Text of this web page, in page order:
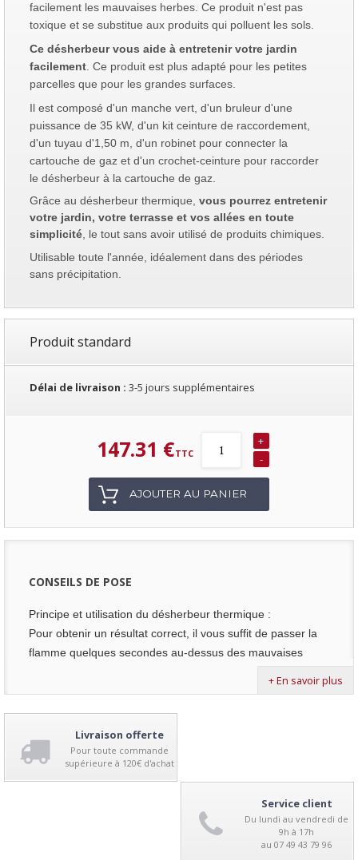
facilement les mauvaises herbes. Ce produit n'est pas
toxique et se substitue aux produits qui polluent les sols.
Ce désherbeur vous aide à entretenir votre jardin
facilement . Ce produit est plus adapté pour les petites
parcelles que pour les grandes surfaces.
Il est composé d'un manche vert, d'un bruleur d'une
puissance de 35 kW, d'un kit ceinture de raccordement,
d'un tuyau d'1,50 m, d'un robinet pour connecter la
cartouche de gaz et d'un crochet-ceinture pour raccorder
le désherbeur à la cartouche de gaz.
Grâce au désherbeur thermique, vous pourrez entretenir
votre jardin, votre terrasse et vos allées en toute
simplicité , le tout sans avoir utilisé de produits chimiques.
Utilisable toute l'année, idéalement dans des périodes
sans précipitation.
Produit standard
Délai de livraison : 3-5 jours supplémentaires
147.31 €
+
-
AJOUTER AU PANIER
CONSEILS DE POSE
Principe et utilisation du désherbeur thermique :
Pour obtenir un résultat correct, il vous suffit de passer la
flamme quelques secondes au-dessus des mauvaises
une période sans précipitation.
Vous pouvez recommencer l’opération une seconde fois
quelques jours plus tard pour éliminer totalement toutes les
+ En savoir plus
Principe et utilisation du désherbeur thermique :
Pour obtenir un résultat correct, il vous suffit de passer la
faire dessécher la plante sur place.
Pour un meilleur rendu, il est préférable de désherber sur une
Vous pouvez recommencer l’opération une seconde fois
Livraison offerte
Pour toute commande
supérieure à 120€ d'achat
Service client
Du lundi au vendredi de
9h à 17h
au 07 49 43 79 96